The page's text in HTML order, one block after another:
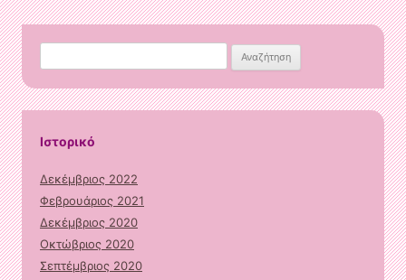
για:
Ιστορικό
Δεκέμβριος 2022
Φεβρουάριος 2021
Δεκέμβριος 2020
Οκτώβριος 2020
Σεπτέμβριος 2020